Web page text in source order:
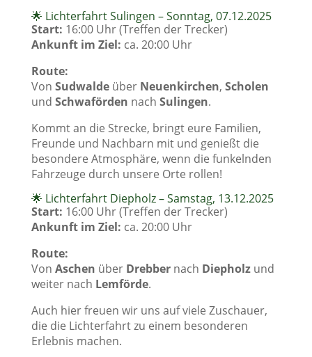
🌟 Lichterfahrt Sulingen – Sonntag, 07.12.2025
Start: 16:00 Uhr (Treffen der Trecker)
Ankunft im Ziel: ca. 20:00 Uhr
Route:
Von Sudwaldeüber Neuenkirchen, Scholen
und Schwaförden nach Sulingen.
Kommt an die Strecke, bringt eure Familien,
Freunde und Nachbarn mit und genießt die
besondere Atmosphäre, wenn die funkelnden
Fahrzeuge durch unsere Orte rollen!
🌟 Lichterfahrt Diepholz – Samstag, 13.12.2025
Start: 16:00 Uhr (Treffen der Trecker)
Ankunft im Ziel: ca. 20:00 Uhr
Route:
Von Aschen über Drebbernach Diepholzund
weiter nach Lemförde.
Auch hier freuen wir uns auf viele Zuschauer,
die die Lichterfahrt zu einem besonderen
Erlebnis machen.